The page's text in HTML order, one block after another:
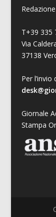
T+39 335
Via
37138
Per
Giornale
Stampa